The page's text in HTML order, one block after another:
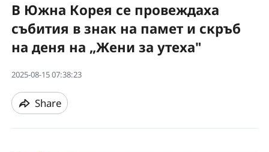
В Южна Корея се провеждаха
събития в знак на памет и скръб
на деня на „Жени за утеха"
2025-08-15 07:38:23
Share